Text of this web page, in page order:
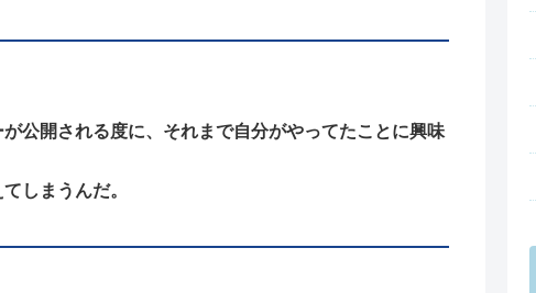
公開される度に、それまで自分がやってたことに興味
しまうんだ。